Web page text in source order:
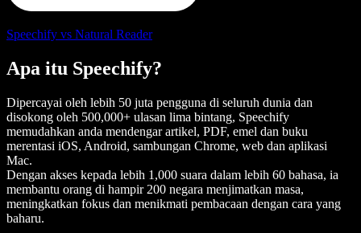
Speechify vs Natural Reader
Apa itu Speechify?
Dipercayai oleh lebih 50 juta pengguna di seluruh dunia dan
disokong oleh 500,000+ ulasan lima bintang, Speechify
memudahkan anda mendengar artikel, PDF, emel dan buku
merentasi iOS, Android, sambungan Chrome, web dan aplikasi
Mac.
Dengan akses kepada lebih 1,000 suara dalam lebih 60 bahasa, ia
membantu orang di hampir 200 negara menjimatkan masa,
meningkatkan fokus dan menikmati pembacaan dengan cara yang
baharu.